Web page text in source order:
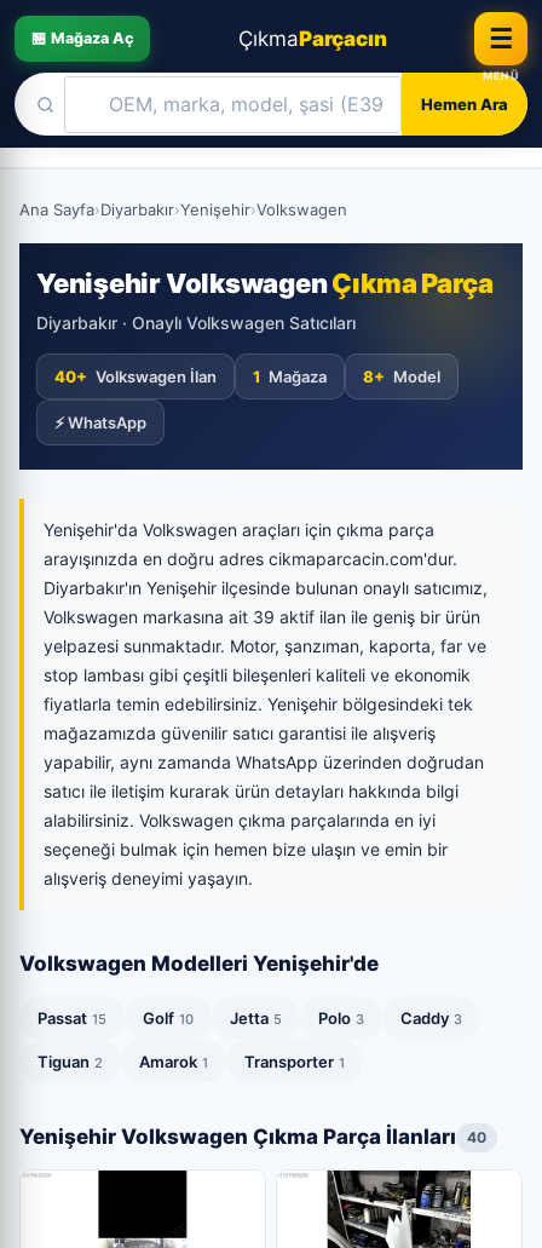
🏪 Mağaza Aç ÇıkmaParçacın
Hemen Ara
☰
Ana Sayfa›Diyarbakır›Yenişehir›Volkswagen
Yenişehir VolkswagenÇıkma Parça
Diyarbakır · Onaylı Volkswagen Satıcıları
40+ Volkswagen İlan 1 Mağaza 8+ Model
⚡ WhatsApp
Yenişehir'da Volkswagen araçları için çıkma parça
arayışınızda en doğru adres cikmaparcacin.com'dur.
Diyarbakır'ın Yenişehir ilçesinde bulunan onaylı satıcımız,
Volkswagen markasına ait 39 aktif ilan ile geniş bir ürün
yelpazesi sunmaktadır. Motor, şanzıman, kaporta, far ve
stop lambası gibi çeşitli bileşenleri kaliteli ve ekonomik
fiyatlarla temin edebilirsiniz. Yenişehir bölgesindeki tek
mağazamızda güvenilir satıcı garantisi ile alışveriş
yapabilir, aynı zamanda WhatsApp üzerinden doğrudan
satıcı ile iletişim kurarak ürün detayları hakkında bilgi
alabilirsiniz. Volkswagen çıkma parçalarında en iyi
seçeneği bulmak için hemen bize ulaşın ve emin bir
alışveriş deneyimi yaşayın.
Volkswagen Modelleri Yenişehir'de
Passat 15 Golf 10 Jetta 5 Polo 3 Caddy 3
Tiguan 2 Amarok 1 Transporter 1
Yenişehir Volkswagen Çıkma Parça İlanları 40